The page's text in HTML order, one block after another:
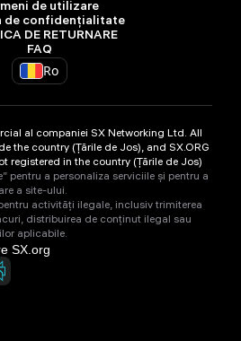
de utilizare
de confidențialitate
DE RETURNARE
FAQ
Ro
al companiei SX Networking Ltd. All
the country (Țările de Jos), and SX.ORG
registered in the country (Țările de Jos)
pentru a personaliza serviciile și pentru a
a site-ului.
activități ilegale, inclusiv trimiterea
distribuirea de conținut ilegal sau
aplicabile.
SX.org